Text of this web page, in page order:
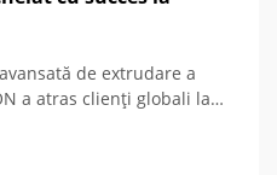
de extrudare a
a atras clienți globali la